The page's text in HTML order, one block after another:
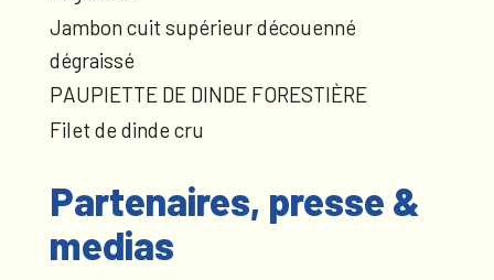
Jambon cuit supérieur découenné
dégraissé
PAUPIETTE DE DINDE FORESTIÈRE
Filet de dinde cru
Partenaires, presse &
medias